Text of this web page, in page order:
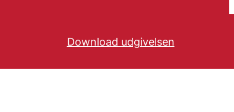
Download udgivelsen